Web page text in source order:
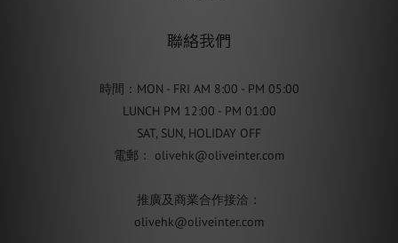
聯絡我們
時間：MON - FRI AM 8:00 - PM 05:00
LUNCH PM 12:00 - PM 01:00
SAT, SUN, HOLIDAY OFF
電郵： olivehk@oliveinter.com
推廣及商業合作接洽：
olivehk@oliveinter.com